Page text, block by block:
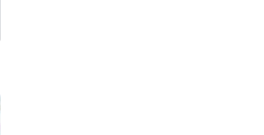
一行人遭都尉率人追杀，为保父亲平安出城，叶护假扮都尉掩人耳目。
问题少年遇上背负阴影的教练，他们面对的是强队的碾压与全网的嘲
电影让观众意识到毒品的可怕，着重塑造了缉毒警察在危险环境中坚
划在碧蓝海域中体验刺激的鲨鱼笼潜水，同时享受奢靡的派对狂欢。然